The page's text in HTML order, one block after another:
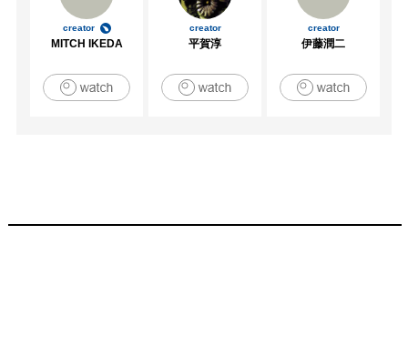
creator
MITCH IKEDA
creator
平賀淳
creator
伊藤潤二